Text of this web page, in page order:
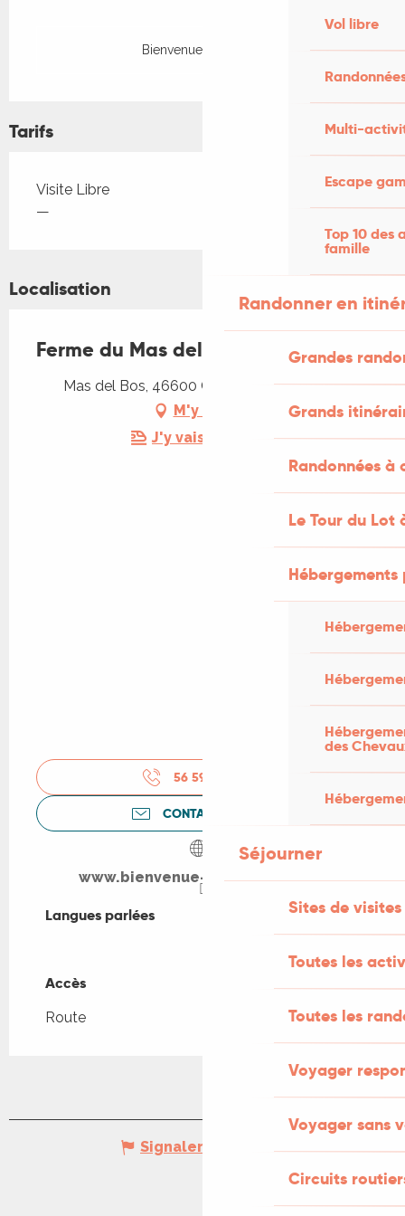
Vol libre
Multi-
Escape
Top 10 des
famille
Randonner en
Grandes
Grands
Randonnées
Le Tour du Lot
des
Séjourner
Sites de visites
Toutes les
Toutes les
Voyager
Voyager sans
Circuits
Bienvenue à la ferme
Tarifs
Tarifs 2026
Visite Libre
—
Localisation
Ferme du Mas del Bos
Mas del Bos, 46600 Cressensac-Sarrazac
M'y rendre
J'y vais en train !
56 59 75 51
CONTACTEZ-NOUS
www.bienvenue-a-la-ferme.com
Langues parlées
Langues parlées
Accès
Accès
Route
Signaler une erreur